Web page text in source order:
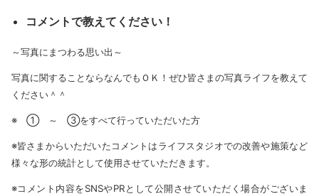
コメントで教えてください！
～写真にまつわる思い出～
写真に関することならなんでもＯＫ！ぜひ皆さまの写真ライフを教えて
ください＾＾
※ ① ～ ③をすべて行っていただいた方
※皆さまからいただいたコメントはライフスタジオでの改善や施策など
様々な形の統計として使用させていただきます。
※コメント内容をSNSやPRとして公開させていただく場合がございま